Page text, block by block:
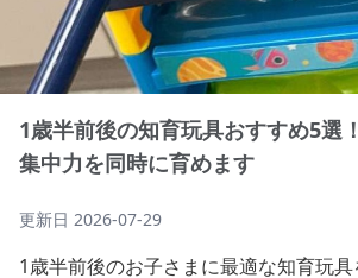
1歳半前後の知育玩具おすすめ5選
集中力を同時に育めます
更新日 2026-07-29
1歳半前後のお子さまに最適な知育玩